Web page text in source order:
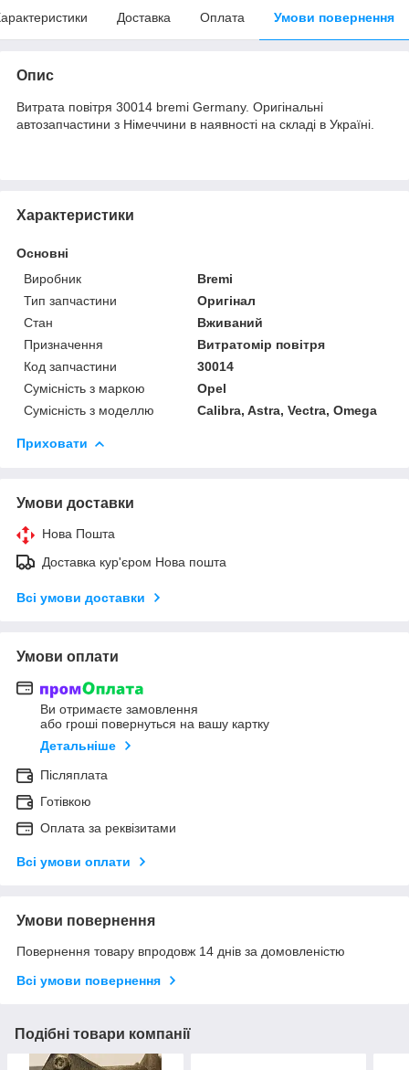
Доставка Оплата Умови повернення
Опис
Витрата повітря 30014 bremi Germany. Оригінальні
автозапчастини з Німеччини в наявності на складі в Україні.
Характеристики
Основні
Виробник
Bremi
Тип запчастини
Оригінал
Стан
Вживаний
Призначення
Витратомір повітря
Код запчастини
30014
Сумісність з маркою
Opel
Сумісність з моделлю
Calibra, Astra, Vectra, Omega
Приховати
Умови доставки
Нова Пошта
Доставка кур'єром Нова пошта
Всі умови доставки
Умови оплати
Ви отримаєте замовлення
або гроші повернуться на вашу картку
Детальніше
Післяплата
Готівкою
Оплата за реквізитами
Всі умови оплати
Умови повернення
Повернення товару впродовж 14 днів за домовленістю
Всі умови повернення
Подібні товари компанії